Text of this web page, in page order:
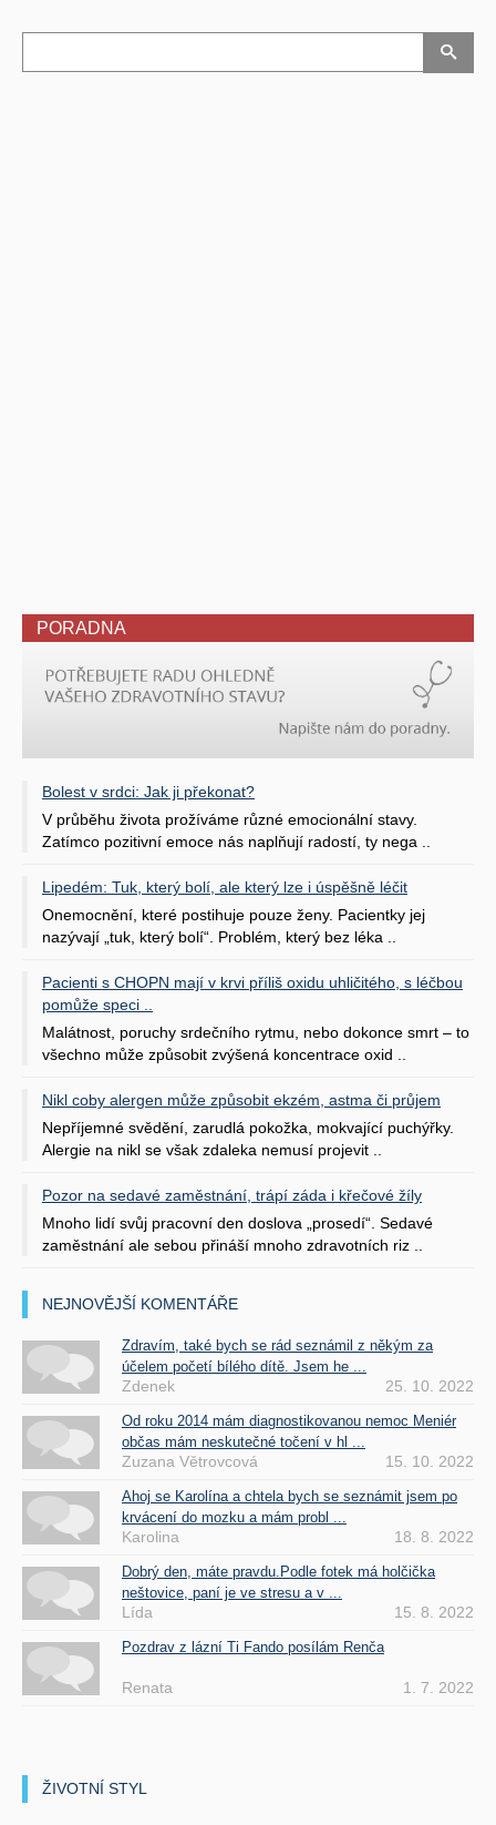
PORADNA
Bolest v srdci: Jak ji překonat?
V průběhu života prožíváme různé emocionální stavy.
Zatímco pozitivní emoce nás naplňují radostí, ty nega ..
Lipedém: Tuk, který bolí, ale který lze i úspěšně léčit
Onemocnění, které postihuje pouze ženy. Pacientky jej
nazývají „tuk, který bolí“. Problém, který bez léka ..
Pacienti s CHOPN mají v krvi příliš oxidu uhličitého, s léčbou
pomůže speci ..
Malátnost, poruchy srdečního rytmu, nebo dokonce smrt – to
všechno může způsobit zvýšená koncentrace oxid ..
Nikl coby alergen může způsobit ekzém, astma či průjem
Nepříjemné svědění, zarudlá pokožka, mokvající puchýřky.
Alergie na nikl se však zdaleka nemusí projevit ..
Pozor na sedavé zaměstnání, trápí záda i křečové žíly
Mnoho lidí svůj pracovní den doslova „prosedí“. Sedavé
zaměstnání ale sebou přináší mnoho zdravotních riz ..
NEJNOVĚJŠÍ KOMENTÁŘE
Zdravím, také bych se rád seznámil z někým za
účelem početí bílého dítě. Jsem he ...
Zdenek 25. 10. 2022
Od roku 2014 mám diagnostikovanou nemoc Meniér
občas mám neskutečné točení v hl ...
Zuzana Větrovcová 15. 10. 2022
Ahoj se Karolína a chtela bych se seznámit jsem po
krvácení do mozku a mám probl ...
Karolina 18. 8. 2022
Dobrý den, máte pravdu.Podle fotek má holčička
neštovice, paní je ve stresu a v ...
Lída 15. 8. 2022
Pozdrav z lázní Ti Fando posílám Renča
Renata 1. 7. 2022
ŽIVOTNÍ STYL